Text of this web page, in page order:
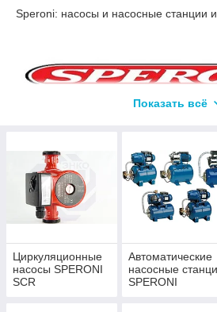
Speroni: насосы и насосные станции
Показать всё
Циркуляционные
насосы SPERONI
SCR
Автоматические
насосные
SPERONI